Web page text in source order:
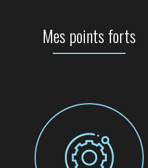
Mes points forts